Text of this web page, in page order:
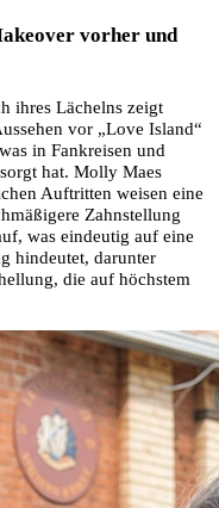
vorher und
ihres Lächelns zeigt
vor „Love Island“
in Fankreisen und
hat. Molly Maes
Auftritten weisen eine
Zahnstellung
was eindeutig auf eine
hindeutet, darunter
die auf höchstem